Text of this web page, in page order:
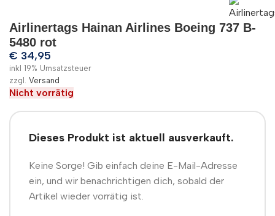
Airlinertags Hainan Airlines Boeing 737 B-
5480 rot
€ 34,95
inkl 19% Umsatzsteuer
zzgl. Versand
Nicht vorrätig
Dieses Produkt ist aktuell ausverkauft.
Keine Sorge! Gib einfach deine E-Mail-Adresse
ein, und wir benachrichtigen dich, sobald der
Artikel wieder vorrätig ist.